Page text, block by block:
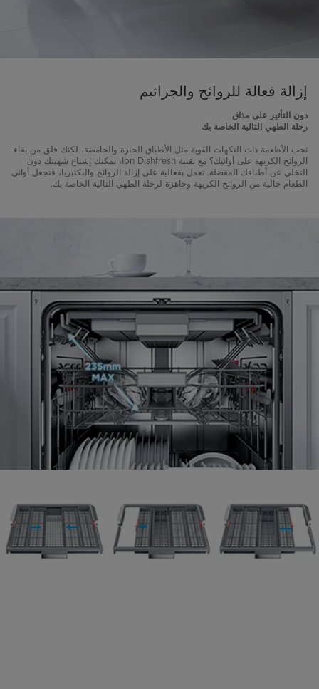
إزالة فعالة للروائح والجراثيم
دون التأثير على مذاق
رحلة الطهي التالية الخاصة بك
تحب الأطعمة ذات النكهات القوية مثل الأطباق الحارة والحامضة، لكنك قلق من بقاء
الروائح الكريهة على أوانيك؟ مع تقنية Ion Dishfresh، يمكنك إشباع شهيتك دون
التخلي عن أطباقك المفضلة. تعمل بفعالية على إزالة الروائح والبكتيريا، فتجعل أواني
الطعام خالية من الروائح الكريهة وجاهزة لرحلة الطهي التالية الخاصة بك.